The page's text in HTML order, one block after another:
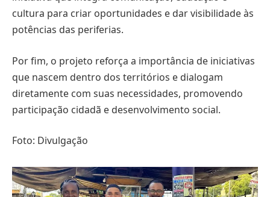
cultura para criar oportunidades e dar visibilidade às
potências das periferias.
Por fim, o projeto reforça a importância de iniciativas
que nascem dentro dos territórios e dialogam
diretamente com suas necessidades, promovendo
participação cidadã e desenvolvimento social.
Foto: Divulgação